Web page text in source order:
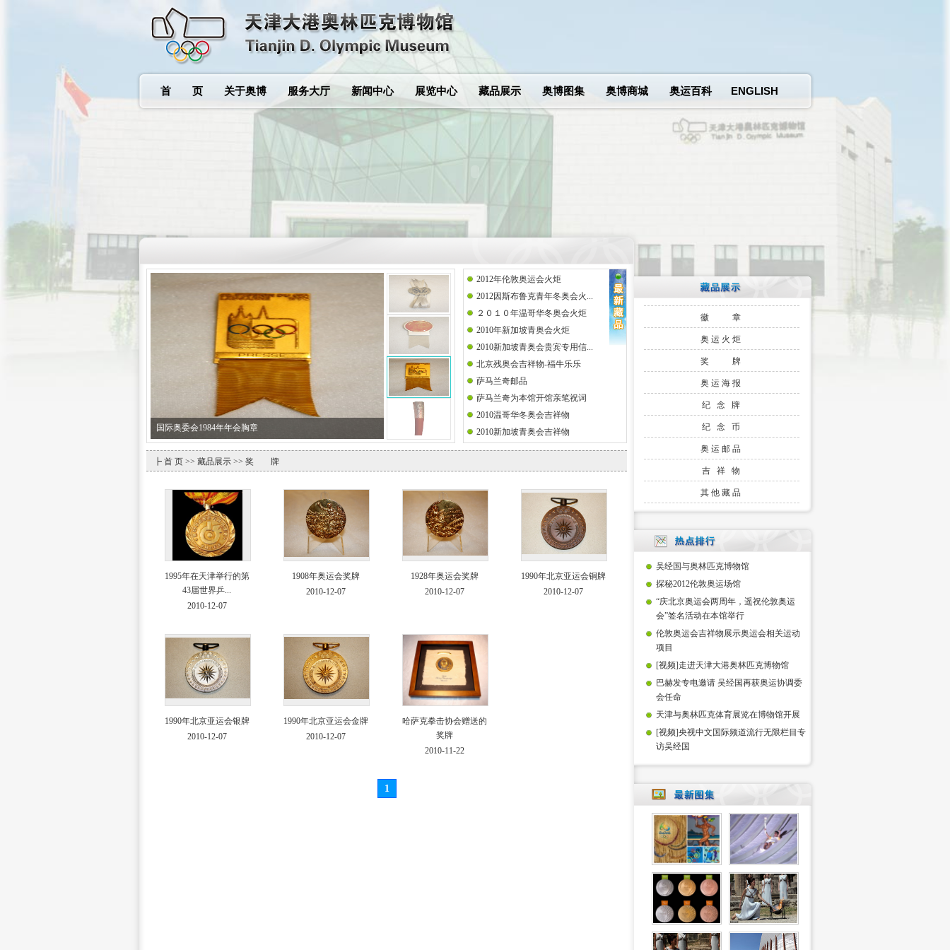
首 页 关于奥博 服务大厅 新闻中心 展览中心 藏品展示 奥博图集 奥博商城 奥运百科 ENGLISH
国际奥委会1984年年会胸章
2012年伦敦奥运会火炬
2012因斯布鲁克青年冬奥会火...
２０１０年温哥华冬奥会火炬
2010年新加坡青奥会火炬
2010新加坡青奥会贵宾专用信...
北京残奥会吉祥物-福牛乐乐
萨马兰奇邮品
萨马兰奇为本馆开馆亲笔祝词
2010温哥华冬奥会吉祥物
2010新加坡青奥会吉祥物
┣ 首 页 >> 藏品展示 >> 奖 牌
1995年在天津举行的第
43届世界乒...
2010-12-07
1908年奥运会奖牌
2010-12-07
1928年奥运会奖牌
2010-12-07
1990年北京亚运会铜牌
2010-12-07
1990年北京亚运会银牌
2010-12-07
1990年北京亚运会金牌
2010-12-07
哈萨克拳击协会赠送的
奖牌
2010-11-22
1
徽 章
奥运火炬
奖 牌
奥运海报
纪 念 牌
纪 念 币
奥运邮品
吉 祥 物
其他藏品
吴经国与奥林匹克博物馆
探秘2012伦敦奥运场馆
“庆北京奥运会两周年，遥祝伦敦奥运
会”签名活动在本馆举行
伦敦奥运会吉祥物展示奥运会相关运动
项目
[视频]走进天津大港奥林匹克博物馆
巴赫发专电邀请 吴经国再获奥运协调委
会任命
天津与奥林匹克体育展览在博物馆开展
[视频]央视中文国际频道流行无限栏目专
访吴经国